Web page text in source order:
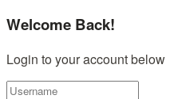
Welcome Back!
Login to your account below